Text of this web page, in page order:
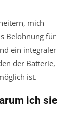
mich
Belohnung für
ein integraler
der Batterie,
ist.
ich sie